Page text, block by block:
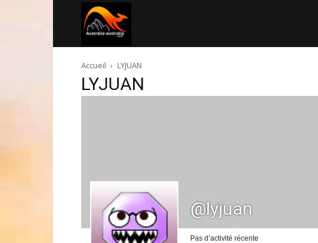
australie.com
Accueil LYJUAN
LYJUAN
@lyjuan
Pas d’activité récente